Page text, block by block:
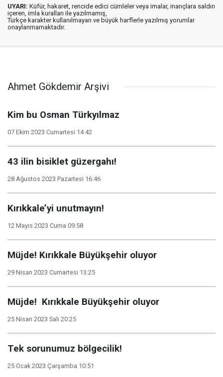
UYARI: Küfür, hakaret, rencide edici cümleler veya imalar, inançlara saldırı
içeren, imla kuralları ile yazılmamış,
Türkçe karakter kullanılmayan ve büyük harflerle yazılmış yorumlar
onaylanmamaktadır.
Ahmet Gökdemir Arşivi
Kim bu Osman Türkyılmaz
07 Ekim 2023 Cumartesi 14:42
43 ilin bisiklet güzergahı!
28 Ağustos 2023 Pazartesi 16:46
Kırıkkale’yi unutmayın!
12 Mayıs 2023 Cuma 09:58
Müjde! Kırıkkale Büyükşehir oluyor
29 Nisan 2023 Cumartesi 13:25
Müjde! Kırıkkale Büyükşehir oluyor
25 Nisan 2023 Salı 20:25
Tek sorunumuz bölgecilik!
25 Ocak 2023 Çarşamba 10:51